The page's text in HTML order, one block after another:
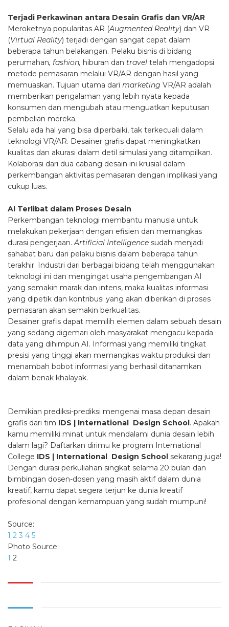
Terjadi Perkawinan antara Desain Grafis dan VR/AR
Meroketnya popularitas AR (Augmented Reality) dan VR
(Virtual Reality) terjadi dengan sangat cepat dalam
beberapa tahun belakangan. Pelaku bisnis di bidang
perumahan, fashion, hiburan dan travel telah mengadopsi
metode pemasaran melalui VR/AR dengan hasil yang
memuaskan. Tujuan utama dari marketing VR/AR adalah
memberikan pengalaman yang lebih nyata kepada
konsumen dan mengubah atau menguatkan keputusan
pembelian mereka.
Selalu ada hal yang bisa diperbaiki, tak terkecuali dalam
teknologi VR/AR. Desainer grafis dapat meningkatkan
kualitas dan akurasi dalam detil simulasi yang ditampilkan.
Kolaborasi dari dua cabang desain ini krusial dalam
perkembangan aktivitas pemasaran dengan implikasi yang
cukup luas.
AI Terlibat dalam Proses Desain
Perkembangan teknologi membantu manusia untuk
melakukan pekerjaan dengan efisien dan memangkas
durasi pengerjaan. Artificial Intelligence sudah menjadi
sahabat baru dari pelaku bisnis dalam beberapa tahun
terakhir. Industri dari berbagai bidang telah menggunakan
teknologi ini dan mengingat usaha pengembangan AI
yang semakin marak dan intens, maka kualitas informasi
yang dipetik dan kontribusi yang akan diberikan di proses
pemasaran akan semakin berkualitas.
Desainer grafis dapat memilih elemen dalam sebuah desain
yang sedang digemari oleh masyarakat mengacu kepada
data yang dihimpun AI. Informasi yang memiliki tingkat
presisi yang tinggi akan memangkas waktu produksi dan
menambah bobot informasi yang berhasil ditanamkan
dalam benak khalayak.
Demikian prediksi-prediksi mengenai masa depan desain
grafis dari tim IDS | International Design School. Apakah
kamu memiliki minat untuk mendalami dunia desain lebih
dalam lagi? Daftarkan dirimu ke program International
College IDS | International Design School sekarang juga!
Dengan durasi perkuliahan singkat selama 20 bulan dan
bimbingan dosen-dosen yang masih aktif dalam dunia
kreatif, kamu dapat segera terjun ke dunia kreatif
profesional dengan kemampuan yang sudah mumpuni!
Source:
1 2 3 4 5
Photo Source:
1 2